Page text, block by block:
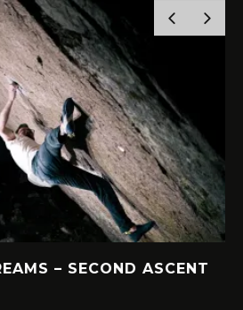
– SECOND ASCENT